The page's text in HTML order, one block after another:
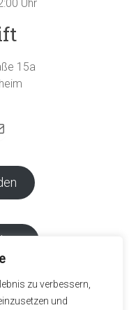
zu verbessern,
und
Uhr
15a